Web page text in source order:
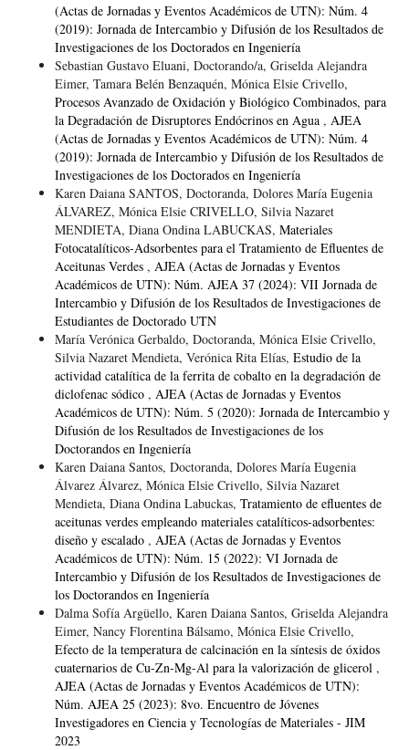
(Actas de Jornadas y Eventos Académicos de UTN): Núm. 4
(2019): Jornada de Intercambio y Difusión de los Resultados de
Investigaciones de los Doctorados en Ingeniería
Sebastian Gustavo Eluani, Doctorando/a, Griselda Alejandra
Eimer, Tamara Belén Benzaquén, Mónica Elsie Crivello,
Procesos Avanzado de Oxidación y Biológico Combinados, para
la Degradación de Disruptores Endócrinos en Agua , AJEA
(Actas de Jornadas y Eventos Académicos de UTN): Núm. 4
(2019): Jornada de Intercambio y Difusión de los Resultados de
Investigaciones de los Doctorados en Ingeniería
Karen Daiana SANTOS, Doctoranda, Dolores María Eugenia
ÁLVAREZ, Mónica Elsie CRIVELLO, Silvia Nazaret
MENDIETA, Diana Ondina LABUCKAS, Materiales
Fotocatalíticos-Adsorbentes para el Tratamiento de Efluentes de
Aceitunas Verdes , AJEA (Actas de Jornadas y Eventos
Académicos de UTN): Núm. AJEA 37 (2024): VII Jornada de
Intercambio y Difusión de los Resultados de Investigaciones de
Estudiantes de Doctorado UTN
María Verónica Gerbaldo, Doctoranda, Mónica Elsie Crivello,
Silvia Nazaret Mendieta, Verónica Rita Elías, Estudio de la
actividad catalítica de la ferrita de cobalto en la degradación de
diclofenac sódico , AJEA (Actas de Jornadas y Eventos
Académicos de UTN): Núm. 5 (2020): Jornada de Intercambio y
Difusión de los Resultados de Investigaciones de los
Doctorandos en Ingeniería
Karen Daiana Santos, Doctoranda, Dolores María Eugenia
Álvarez Álvarez, Mónica Elsie Crivello, Silvia Nazaret
Mendieta, Diana Ondina Labuckas, Tratamiento de efluentes de
aceitunas verdes empleando materiales catalíticos-adsorbentes:
diseño y escalado , AJEA (Actas de Jornadas y Eventos
Académicos de UTN): Núm. 15 (2022): VI Jornada de
Intercambio y Difusión de los Resultados de Investigaciones de
los Doctorandos en Ingeniería
Dalma Sofía Argüello, Karen Daiana Santos, Griselda Alejandra
Eimer, Nancy Florentina Bálsamo, Mónica Elsie Crivello,
Efecto de la temperatura de calcinación en la síntesis de óxidos
cuaternarios de Cu-Zn-Mg-Al para la valorización de glicerol ,
AJEA (Actas de Jornadas y Eventos Académicos de UTN):
Núm. AJEA 25 (2023): 8vo. Encuentro de Jóvenes
Investigadores en Ciencia y Tecnologías de Materiales - JIM
2023